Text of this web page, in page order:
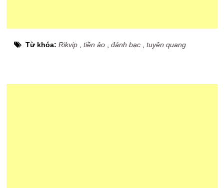
Từ khóa:Rikvip ,tiền ảo ,đánh bạc ,tuyên quang